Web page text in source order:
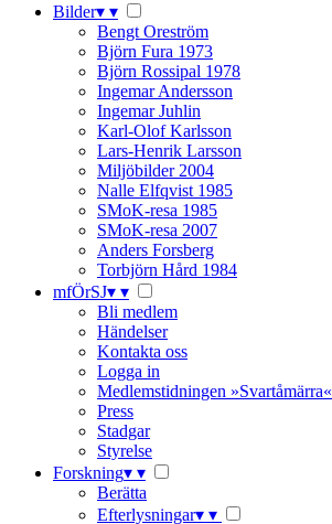
Bilder▾ ▾
Bengt Oreström
Björn Fura 1973
Björn Rossipal 1978
Ingemar Andersson
Ingemar Juhlin
Karl-Olof Karlsson
Lars-Henrik Larsson
Miljöbilder 2004
Nalle Elfqvist 1985
SMoK-resa 1985
SMoK-resa 2007
Anders Forsberg
Torbjörn Hård 1984
mfÖrSJ▾ ▾
Bli medlem
Händelser
Kontakta oss
Logga in
Medlemstidningen »Svartåmärra«
Press
Stadgar
Styrelse
Forskning▾ ▾
Berätta
Efterlysningar▾ ▾